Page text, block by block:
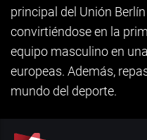
principal del Unión
convirtiéndose en la
equipo masculino en
europeas. Además,
mundo del deporte.